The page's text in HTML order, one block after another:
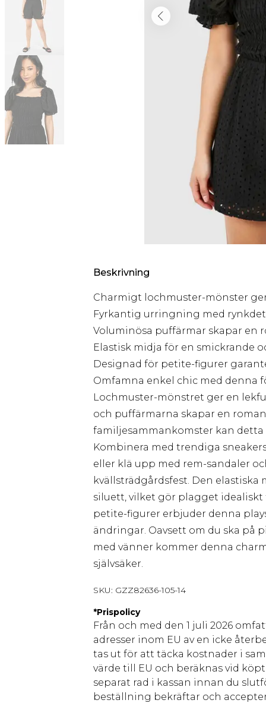
Beskrivning
Charmigt lochmuster-mönster
Fyrkantig urringning med
Voluminösa puffärmar skapar en
Elastisk midja för en smickrande
Designad för petite-figurer
Omfamna enkel chic med denna
Lochmuster-mönstret ger en
och puffärmarna skapar en
familjesammankomster kan detta
Kombinera med trendiga
eller klä upp med rem-sandaler
kvällsträdgårdsfest. Den
siluett, vilket gör plagget
petite-figurer erbjuder denna
ändringar. Oavsett om du ska på
med vänner kommer denna
självsäker.
SKU: GZZ82636-105-14
*Prispolicy
Från och med den 1 juli 2026
adresser inom EU av en icke
tas ut för att täcka kostnader i
värde till EU och beräknas vid
separat rad i kassan innan du
beställning bekräftar och